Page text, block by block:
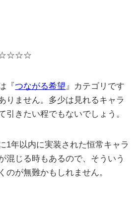
『つながる希望』カテゴリです
りません。多少は見れるキャラ
引きたい程でもないでしょう。
1年以内に実装された恒常キャラ
混じる時もあるので、そういう
のが無難かもしれません。